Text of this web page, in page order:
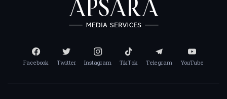
Facebook Twitter Instagram TikTok Telegram YouTube